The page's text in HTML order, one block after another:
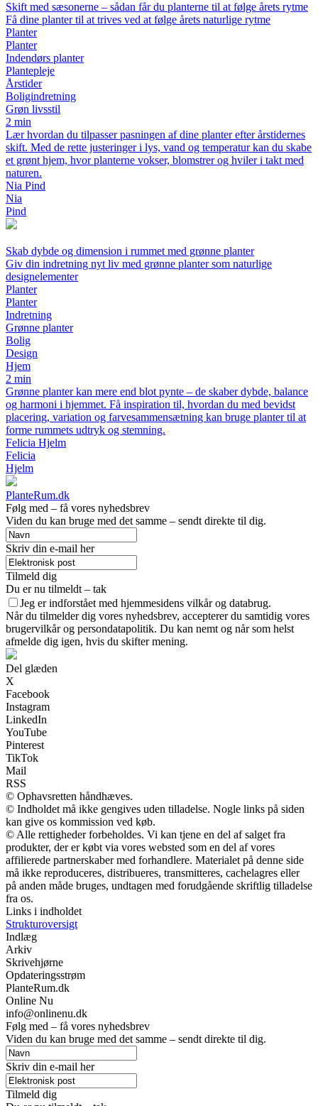
Skift med sæsonerne – sådan får du planterne til at følge årets rytme
Få dine planter til at trives ved at følge årets naturlige rytme
Planter
Planter
Indendørs planter
Plantepleje
Årstider
Boligindretning
Grøn livsstil
2 min
Lær hvordan du tilpasser pasningen af dine planter efter årstidernes
skift. Med de rette justeringer i lys, vand og temperatur kan du skabe
et grønt hjem, hvor planterne vokser, blomstrer og hviler i takt med
naturen.
Nia Pind
Nia
Pind
Skab dybde og dimension i rummet med grønne planter
Giv din indretning nyt liv med grønne planter som naturlige
designelementer
Planter
Planter
Indretning
Grønne planter
Bolig
Design
Hjem
2 min
Grønne planter kan mere end blot pynte – de skaber dybde, balance
og harmoni i hjemmet. Få inspiration til, hvordan du med bevidst
placering, variation og farvesammensætning kan bruge planter til at
forme rummets udtryk og stemning.
Felicia Hjelm
Felicia
Hjelm
PlanteRum.dk
Følg med – få vores nyhedsbrev
Viden du kan bruge med det samme – sendt direkte til dig.
Skriv din e-mail her
Tilmeld dig
Du er nu tilmeldt – tak
Jeg er indforstået med hjemmesidens vilkår og databrug.
Når du tilmelder dig vores nyhedsbrev, accepterer du samtidig vores
brugervilkår og persondatapolitik. Du kan nemt og når som helst
afmelde dig igen, hvis du skifter mening.
Del glæden
X
Facebook
Instagram
LinkedIn
YouTube
Pinterest
TikTok
Mail
RSS
© Ophavsretten håndhæves.
© Indholdet må ikke gengives uden tilladelse. Nogle links på siden
kan give os kommission ved køb.
© Alle rettigheder forbeholdes. Vi kan tjene en del af salget fra
produkter, der er købt via vores websted som en del af vores
affilierede partnerskaber med forhandlere. Materialet på denne side
må ikke reproduceres, distribueres, transmitteres, cachelagres eller
på anden måde bruges, undtagen med forudgående skriftlig tilladelse
fra os.
Links i indholdet
Strukturoversigt
Indlæg
Arkiv
Skrivehjørne
Opdateringsstrøm
PlanteRum.dk
Online Nu
info@onlinenu.dk
Følg med – få vores nyhedsbrev
Viden du kan bruge med det samme – sendt direkte til dig.
Skriv din e-mail her
Tilmeld dig